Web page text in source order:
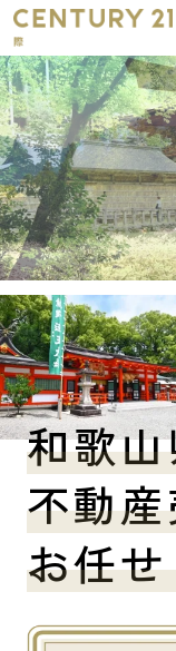
和歌
不動
お任